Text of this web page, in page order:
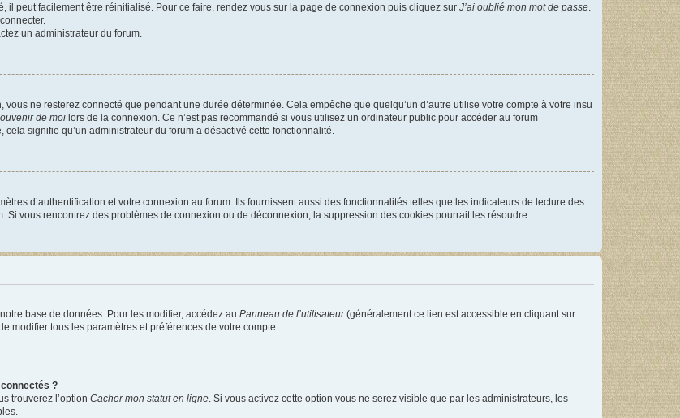
il peut facilement être réinitialisé. Pour ce faire, rendez vous sur la page de connexion puis cliquez sur J’ai oublié mon mot de passe.
un administrateur du forum.
vous ne resterez connecté que pendant une durée déterminée. Cela empêche que quelqu’un d’autre utilise votre compte à votre insu
de moi lors de la connexion. Ce n’est pas recommandé si vous utilisez un ordinateur public pour accéder au forum
signifie qu’un administrateur du forum a désactivé cette fonctionnalité.
d’authentification et votre connexion au forum. Ils fournissent aussi des fonctionnalités telles que les indicateurs de lecture des
Si vous rencontrez des problèmes de connexion ou de déconnexion, la suppression des cookies pourrait les résoudre.
base de données. Pour les modifier, accédez au Panneau de l’utilisateur(généralement ce lien est accessible en cliquant sur
modifier tous les paramètres et préférences de votre compte.
?
trouverez l’option Cacher mon statut en ligne. Si vous activez cette option vous ne serez visible que par les administrateurs, les